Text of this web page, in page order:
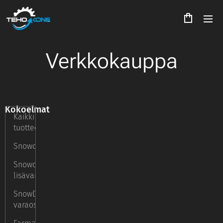
Verkkokauppa
Kokoelmat
Kaikki
tuotteet
Snowdog
Snowdog
lisävarusteet
SnowDog
varaosat